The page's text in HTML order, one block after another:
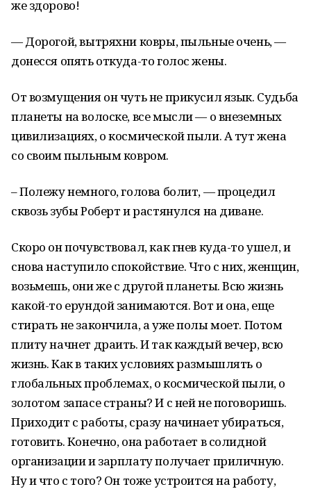
же здорово!
— Дорогой, вытряхни ковры, пыльные очень, —
донесся опять откуда-то голос жены.
От возмущения он чуть не прикусил язык. Судьба
планеты на волоске, все мысли — о внеземных
цивилизациях, о космической пыли. А тут жена
со своим пыльным ковром.
– Полежу немного, голова болит, — процедил
сквозь зубы Роберт и растянулся на диване.
Скоро он почувствовал, как гнев куда-то ушел, и
снова наступило спокойствие. Что с них, женщин,
возьмешь, они же с другой планеты. Всю жизнь
какой-то ерундой занимаются. Вот и она, еще
стирать не закончила, а уже полы моет. Потом
плиту начнет драить. И так каждый вечер, всю
жизнь. Как в таких условиях размышлять о
глобальных проблемах, о космической пыли, о
золотом запасе страны? И с ней не поговоришь.
Приходит с работы, сразу начинает убираться,
готовить. Конечно, она работает в солидной
организации и зарплату получает приличную.
Ну и что с того? Он тоже устроится на работу,